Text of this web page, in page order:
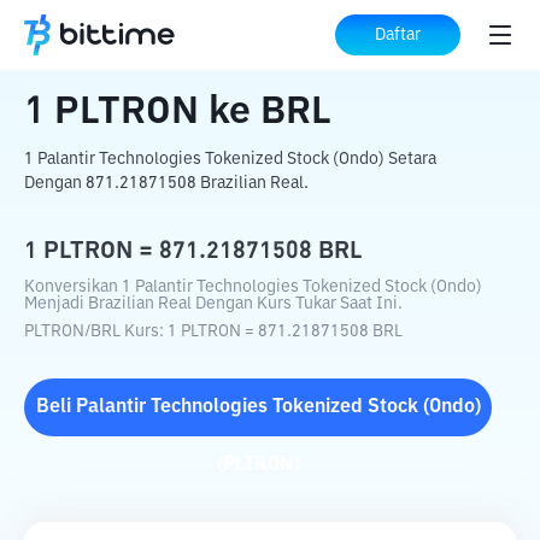
Daftar
Beranda Konverter Kripto PLTRON ke BRL
1 PLTRON ke BRL
1 Palantir Technologies Tokenized Stock (Ondo) Setara
Dengan 871.21871508 Brazilian Real.
1 PLTRON = 871.21871508 BRL
Konversikan 1 Palantir Technologies Tokenized Stock (Ondo)
Menjadi Brazilian Real Dengan Kurs Tukar Saat Ini.
PLTRON/BRL Kurs: 1 PLTRON = 871.21871508 BRL
Beli Palantir Technologies Tokenized Stock (Ondo)